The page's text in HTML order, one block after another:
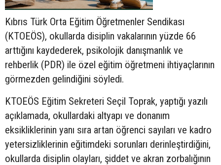
Kıbrıs Türk Orta Eğitim Öğretmenler Sendikası
(KTOEÖS), okullarda disiplin vakalarının yüzde 66
arttığını kaydederek, psikolojik danışmanlık ve
rehberlik (PDR) ile özel eğitim öğretmeni ihtiyaçlarının
görmezden gelindiğini söyledi.
KTOEÖS Eğitim Sekreteri Seçil Toprak, yaptığı yazılı
açıklamada, okullardaki altyapı ve donanım
eksikliklerinin yanı sıra artan öğrenci sayıları ve kadro
yetersizliklerinin eğitimdeki sorunları derinleştirdiğini,
okullarda disiplin olayları, şiddet ve akran zorbalığının